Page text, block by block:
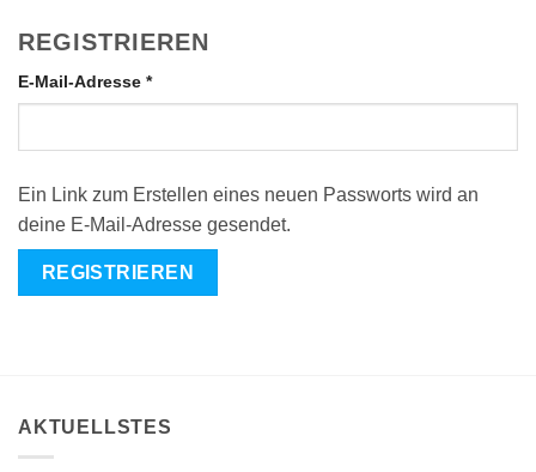
REGISTRIEREN
E-Mail-Adresse *
Ein Link zum Erstellen eines neuen Passworts wird an
deine E-Mail-Adresse gesendet.
REGISTRIEREN
AKTUELLSTES